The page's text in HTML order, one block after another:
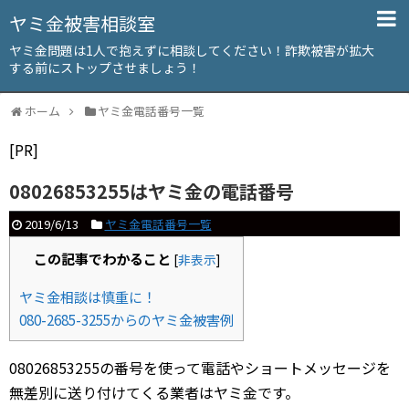
ヤミ金被害相談室
ヤミ金問題は1人で抱えずに相談してください！詐欺被害が拡大
する前にストップさせましょう！
ホーム ヤミ金電話番号一覧
[PR]
08026853255はヤミ金の電話番号
2019/6/13 ヤミ金電話番号一覧
この記事でわかること [非表示]
ヤミ金相談は慎重に！
080-2685-3255からのヤミ金被害例
08026853255の番号を使って電話やショートメッセージを
無差別に送り付けてくる業者はヤミ金です。